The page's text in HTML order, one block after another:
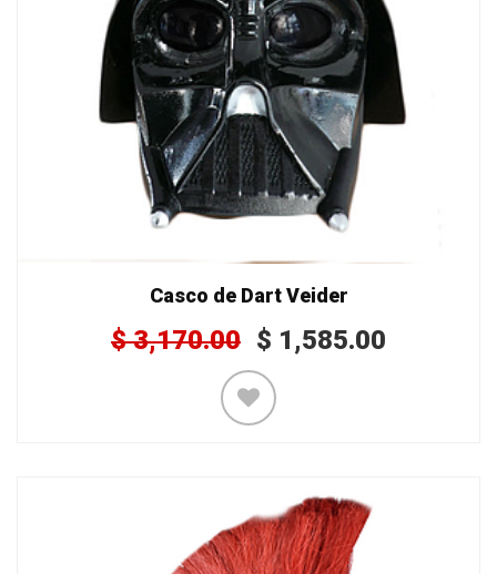
Casco de Dart Veider
$3,170.00 $ 1,585.00